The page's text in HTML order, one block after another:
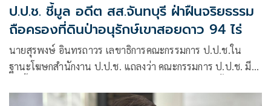
ป.ป.ช. ชี้มูล อดีต สส.จันทบุรี ฝ่าฝืนจริยธรรม
ถือครองที่ดินป่าอนุรักษ์เขาสอยดาว 94 ไร่
นายสุรพงษ์ อินทรถาวร เลขาธิการคณะกรรมการ ป.ป.ช.ใน
ฐานะโฆษกสำนักงาน ป.ป.ช. แถลงว่า คณะกรรมการ ป.ป.ช. มี
ตำแหน่ง สส.จังหวัดจันทบุรี ถือครองที่ดินจำนวน 3 แปลง เนื้อที่